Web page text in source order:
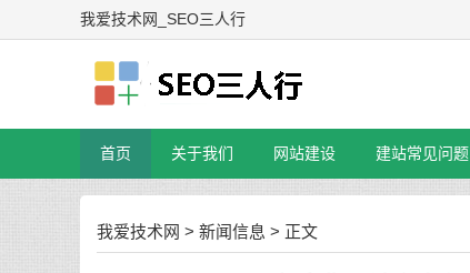
我爱技术网_SEO三人行
首页 关于我们 网站建设 建站常见问题
我爱技术网 > 新闻信息 > 正文